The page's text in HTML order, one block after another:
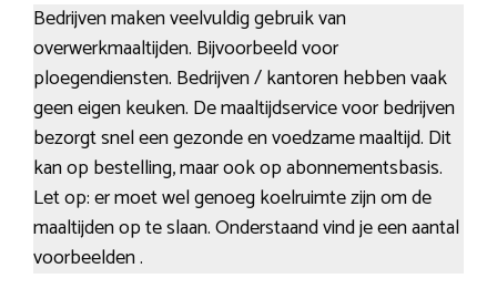
Bedrijven maken veelvuldig gebruik van
overwerkmaaltijden. Bijvoorbeeld voor
ploegendiensten. Bedrijven / kantoren hebben vaak
geen eigen keuken. De maaltijdservice voor bedrijven
bezorgt snel een gezonde en voedzame maaltijd. Dit
kan op bestelling, maar ook op abonnementsbasis.
Let op: er moet wel genoeg koelruimte zijn om de
maaltijden op te slaan. Onderstaand vind je een aantal
voorbeelden .